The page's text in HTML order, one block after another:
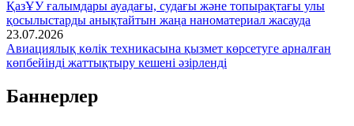
ҚазҰУ ғалымдары ауадағы, судағы және топырақтағы улы
қосылыстарды анықтайтын жаңа наноматериал жасауда
23.07.2026
Авиациялық көлік техникасына қызмет көрсетуге арналған
көпбейінді жаттықтыру кешені әзірленді
Баннерлер